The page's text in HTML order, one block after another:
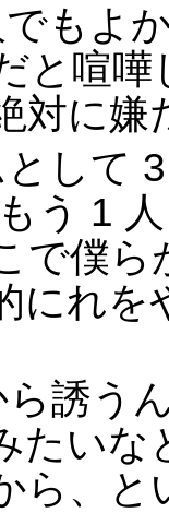
もよ
と喧
対に嫌
して
う 1
で僕
にれ
ら誘う
たい
ら、と